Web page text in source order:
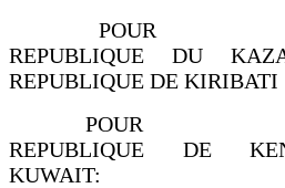
POUR
REPUBLIQUE DU
REPUBLIQUE DE KIRIBATI
POUR
REPUBLIQUE
KUWAIT: